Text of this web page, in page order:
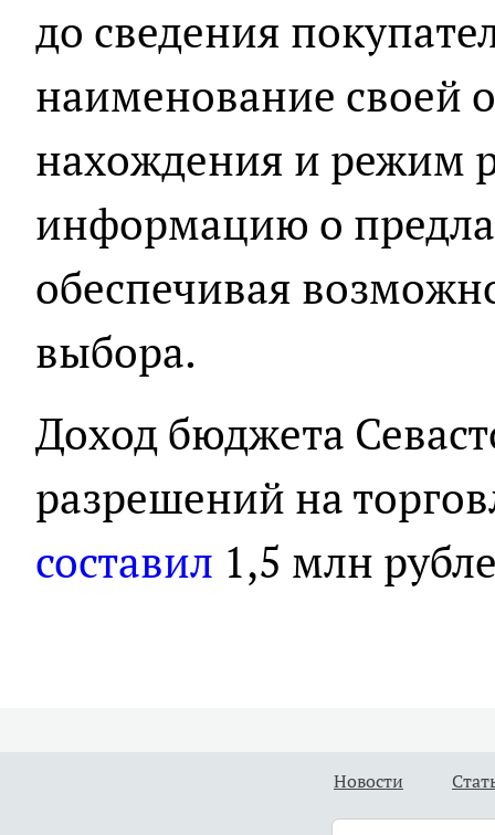
до сведения
наименование своей
нахождения и режим
информацию о
обеспечивая
выбора.
Доход бюджета
разрешений на
составил 1,5 млн
Новости